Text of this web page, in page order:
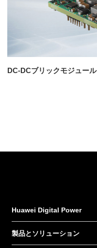
DC-DCブリックモジュール
Huawei Digital Power
製品とソリューション